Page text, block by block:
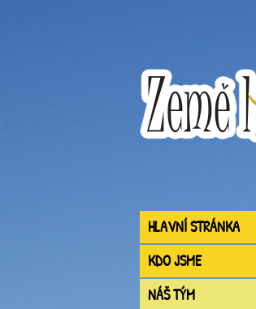
HLAVNÍ STRÁNKA
KDO JSME
NÁŠ TÝM